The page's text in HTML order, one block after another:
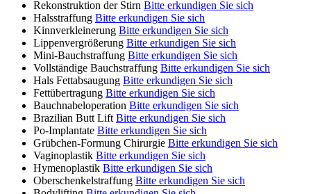
Rekonstruktion der Stirn Bitte erkundigen Sie sich
Halsstraffung Bitte erkundigen Sie sich
Kinnverkleinerung Bitte erkundigen Sie sich
Lippenvergrößerung Bitte erkundigen Sie sich
Mini-Bauchstraffung Bitte erkundigen Sie sich
Vollständige Bauchstraffung Bitte erkundigen Sie sich
Hals Fettabsaugung Bitte erkundigen Sie sich
Fettübertragung Bitte erkundigen Sie sich
Bauchnabeloperation Bitte erkundigen Sie sich
Brazilian Butt Lift Bitte erkundigen Sie sich
Po-Implantate Bitte erkundigen Sie sich
Grübchen-Formung Chirurgie Bitte erkundigen Sie sich
Vaginoplastik Bitte erkundigen Sie sich
Hymenoplastik Bitte erkundigen Sie sich
Oberschenkelstraffung Bitte erkundigen Sie sich